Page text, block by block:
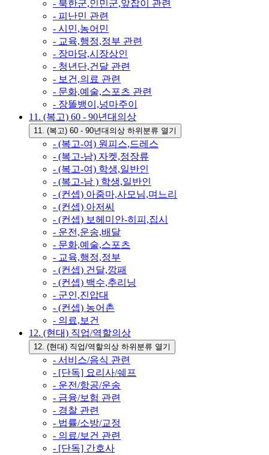
- 북한군,인민군,앞잡이 관련
- 피난민 관련
- 시민,농어민
- 교육,행정,정부 관련
- 장마당,시장상인
- 청년단,건달 관련
- 보건,의료 관련
- 문화,예술,스포츠 관련
- 장똘뱅이,넝마주이
11. (복고) 60 - 90년대의상
11. (복고) 60 - 90년대의상 하위분류 열기
- (복고-여) 원피스,드레스
- (복고-남) 자켓,정장류
- (복고-여) 학생,일반인
- (복고-남 ) 학생,일반인
- (컨셉) 아줌마,사모님,며느리
- (컨셉) 아저씨
- (컨셉) 보헤미안-히피,집시
- 운전,운송,배달
- 문화,예술,스포츠
- 교육,행정,정부
- (컨셉) 건달,깡패
- (컨셉) 백수,추리닝
- 군인,진압대
- (컨셉) 농어촌
- 의료,보건
12. (현대) 직업/역할의상
12. (현대) 직업/역할의상 하위분류 열기
- 서비스/음식 관련
- [단독] 요리사/쉐프
- 운전/항공/운송
- 금융/보험 관련
- 경찰 관련
- 법률/소방/교정
- 의료/보건 관련
- [단독] 간호사